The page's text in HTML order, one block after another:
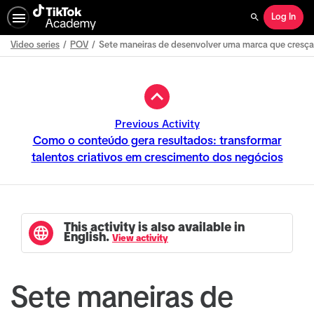
Search
Log In
Video series POV Sete maneiras de desenvolver uma marca que
Previous Activity
Como o conteúdo gera resultados: transformar
talentos criativos em crescimento dos negócios
This activity is also available in
English. View activity
Sete maneiras de